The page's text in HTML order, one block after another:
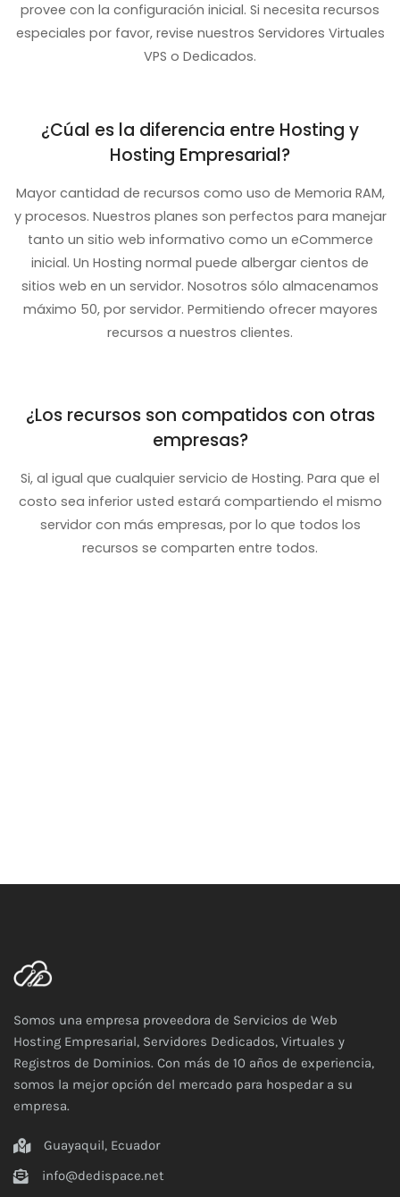
provee con la configuración inicial. Si necesita recursos
especiales por favor, revise nuestros Servidores Virtuales
VPS o Dedicados.
¿Cúal es la diferencia entre Hosting y
Hosting Empresarial?
Mayor cantidad de recursos como uso de Memoria RAM,
y procesos. Nuestros planes son perfectos para manejar
tanto un sitio web informativo como un eCommerce
inicial. Un Hosting normal puede albergar cientos de
sitios web en un servidor. Nosotros sólo almacenamos
máximo 50, por servidor. Permitiendo ofrecer mayores
recursos a nuestros clientes.
¿Los recursos son compatidos con otras
empresas?
Si, al igual que cualquier servicio de Hosting. Para que el
costo sea inferior usted estará compartiendo el mismo
servidor con más empresas, por lo que todos los
recursos se comparten entre todos.
Somos una empresa proveedora de Servicios de Web
Hosting Empresarial, Servidores Dedicados, Virtuales y
Registros de Dominios. Con más de 10 años de experiencia,
somos la mejor opción del mercado para hospedar a su
empresa.
Guayaquil, Ecuador
info@dedispace.net